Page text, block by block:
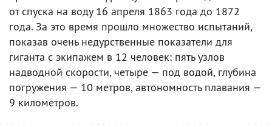
от спуска на воду 16 апреля 1863 года до 1872
года. За это время прошло множество испытаний,
показав очень недурственные показатели для
гиганта с экипажем в 12 человек: пять узлов
надводной скорости, четыре — под водой, глубина
погружения — 10 метров, автономность плавания —
9 километров.